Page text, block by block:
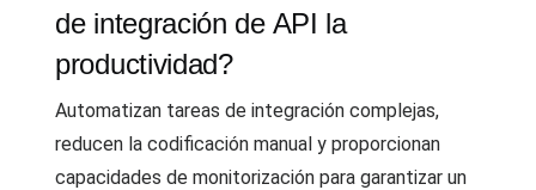
de integración de API la
productividad?
Automatizan tareas de integración complejas,
reducen la codificación manual y proporcionan
capacidades de monitorización para garantizar un